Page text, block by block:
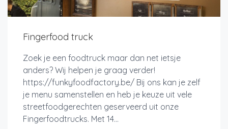
Fingerfood truck
Zoek je een foodtruck maar dan net ietsje
anders? Wij helpen je graag verder!
https://funkyfoodfactory.be/ Bij ons kan je zelf
je menu samenstellen en heb je keuze uit vele
streetfoodgerechten geserveerd uit onze
Fingerfoodtrucks. Met 14...